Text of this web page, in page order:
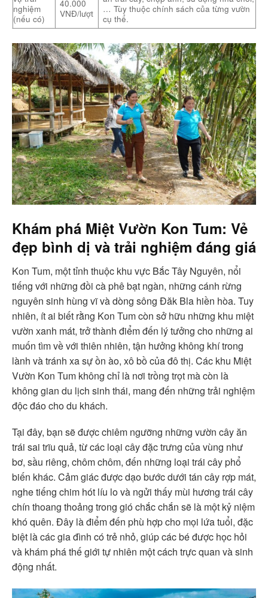
nghiệm
(nếu có)
40.000
VNĐ/lượt
… Tùy thuộc chính sách của từng vườn
cụ thể.
Khám phá Miệt Vườn Kon Tum: Vẻ
đẹp bình dị và trải nghiệm đáng giá
Kon Tum, một tỉnh thuộc khu vực Bắc Tây Nguyên, nổi
tiếng với những đồi cà phê bạt ngàn, những cánh rừng
nguyên sinh hùng vĩ và dòng sông Đăk Bla hiền hòa. Tuy
nhiên, ít ai biết rằng Kon Tum còn sở hữu những khu miệt
vườn xanh mát, trở thành điểm đến lý tưởng cho những ai
muốn tìm về với thiên nhiên, tận hưởng không khí trong
lành và tránh xa sự ồn ào, xô bồ của đô thị. Các khu Miệt
Vườn Kon Tum không chỉ là nơi trồng trọt mà còn là
không gian du lịch sinh thái, mang đến những trải nghiệm
độc đáo cho du khách.
Tại đây, bạn sẽ được chiêm ngưỡng những vườn cây ăn
trái sai trĩu quả, từ các loại cây đặc trưng của vùng như
bơ, sầu riêng, chôm chôm, đến những loại trái cây phổ
biến khác. Cảm giác được dạo bước dưới tán cây rợp mát,
nghe tiếng chim hót líu lo và ngửi thấy mùi hương trái cây
chín thoang thoảng trong gió chắc chắn sẽ là một kỷ niệm
khó quên. Đây là điểm đến phù hợp cho mọi lứa tuổi, đặc
biệt là các gia đình có trẻ nhỏ, giúp các bé được học hỏi
và khám phá thế giới tự nhiên một cách trực quan và sinh
động nhất.